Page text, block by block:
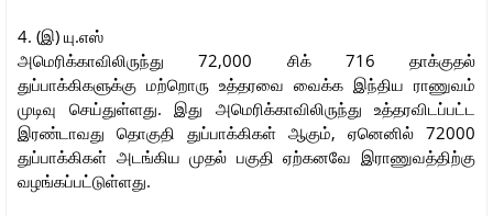
4. (இ) யு.எஸ்
அமெரிக்காவிலிருந்து 72,000 சிக் 716 தாக்குதல்
துப்பாக்கிகளுக்கு மற்றொரு உத்தரவை வைக்க இந்திய ராணுவம்
முடிவு செய்துள்ளது. இது அமெரிக்காவிலிருந்து உத்தரவிடப்பட்ட
இரண்டாவது தொகுதி துப்பாக்கிகள் ஆகும், ஏனெனில் 72000
துப்பாக்கிகள் அடங்கிய முதல் பகுதி ஏற்கனவே இராணுவத்திற்கு
வழங்கப்பட்டுள்ளது.